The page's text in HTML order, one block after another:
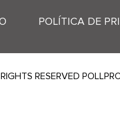
POLÍTICA DE
RESERVED